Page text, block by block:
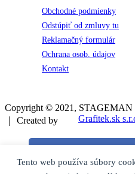
Tento web používa súbory
Obchodné podmienky
Odstúpiť od zmluvy tu
Reklamačný formulár
Ochrana osob. údajov
Kontakt
Copyright © 2021, STAGEMAN
Created by Grafitek.sk